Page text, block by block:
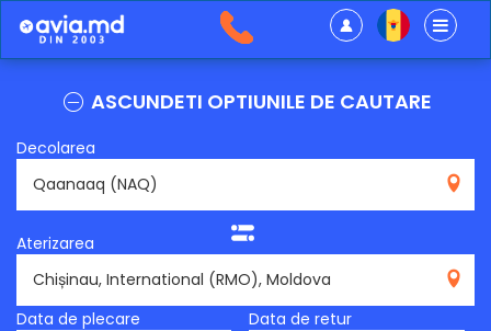
ASCUNDETI OPTIUNILE DE CAUTARE
Decolarea
Aterizarea
Data de plecare
Data de retur